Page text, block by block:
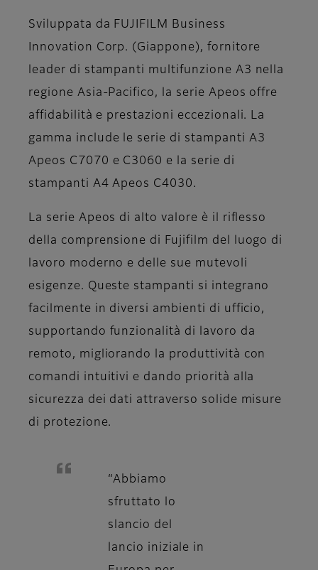
Sviluppata da FUJIFILM Business
Innovation Corp. (Giappone), fornitore
leader di stampanti multifunzione A3 nella
regione Asia-Pacifico, la serie Apeos offre
affidabilità e prestazioni eccezionali. La
gamma include le serie di stampanti A3
Apeos C7070 e C3060 e la serie di
stampanti A4 Apeos C4030.
La serie Apeos di alto valore è il riflesso
della comprensione di Fujifilm del luogo di
lavoro moderno e delle sue mutevoli
esigenze. Queste stampanti si integrano
facilmente in diversi ambienti di ufficio,
supportando funzionalità di lavoro da
remoto, migliorando la produttività con
comandi intuitivi e dando priorità alla
sicurezza dei dati attraverso solide misure
di protezione.
“Abbiamo
sfruttato lo
slancio del
lancio iniziale in